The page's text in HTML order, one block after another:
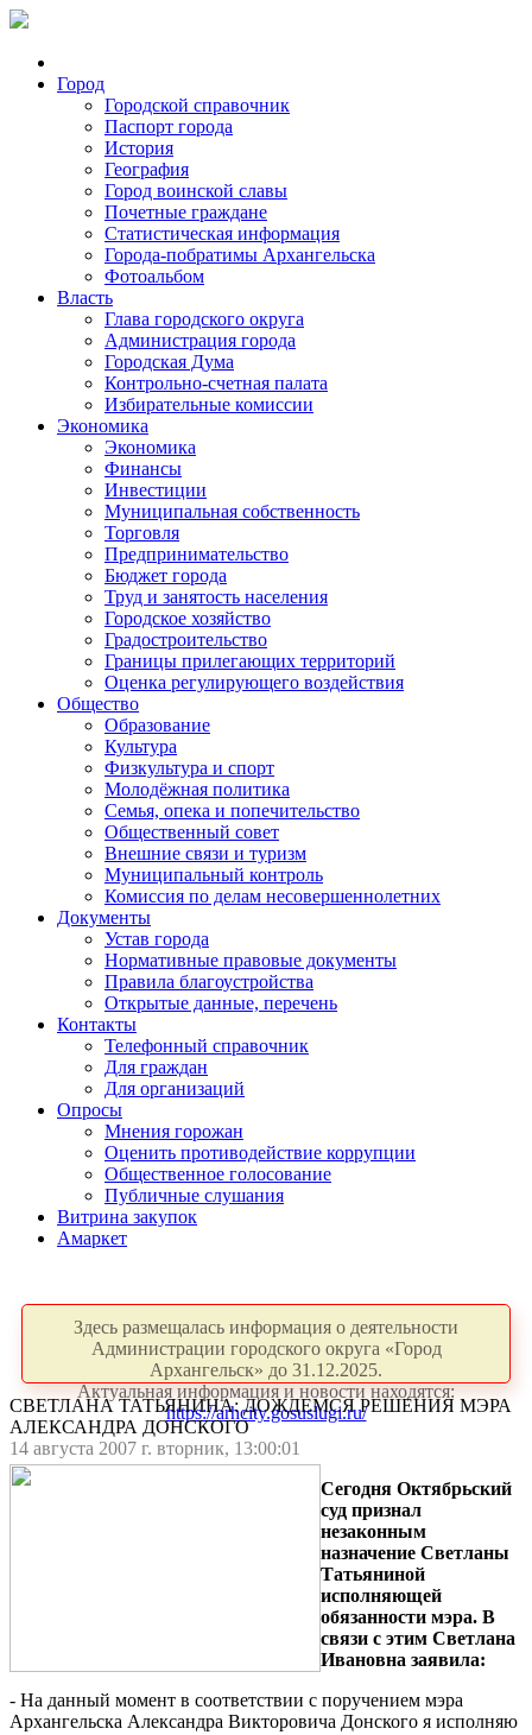
Город
Городской справочник
Паспорт города
История
География
Город воинской славы
Почетные граждане
Статистическая информация
Города-побратимы Архангельска
Фотоальбом
Власть
Глава городского округа
Администрация города
Городская Дума
Контрольно-счетная палата
Избирательные комиссии
Экономика
Экономика
Финансы
Инвестиции
Муниципальная собственность
Торговля
Предпринимательство
Бюджет города
Труд и занятость населения
Городское хозяйство
Градостроительство
Границы прилегающих территорий
Оценка регулирующего воздействия
Общество
Образование
Культура
Физкультура и спорт
Молодёжная политика
Семья, опека и попечительство
Общественный совет
Внешние связи и туризм
Муниципальный контроль
Комиссия по делам несовершеннолетних
Документы
Устав города
Нормативные правовые документы
Правила благоустройства
Открытые данные, перечень
Контакты
Телефонный справочник
Для граждан
Для организаций
Опросы
Мнения горожан
Оценить противодействие коррупции
Общественное голосование
Публичные слушания
Витрина закупок
Амаркет
Здесь размещалась информация о деятельности
Администрации городского округа «Город
Архангельск» до 31.12.2025.
Актуальная информация и новости находятся:
https://arhcity.gosuslugi.ru/
СВЕТЛАНА ТАТЬЯНИНА: ДОЖДЕМСЯ РЕШЕНИЯ МЭРА
АЛЕКСАНДРА ДОНСКОГО
14 августа 2007 г. вторник, 13:00:01
Сегодня Октябрьский
суд признал
незаконным
назначение Светланы
Татьяниной
исполняющей
обязанности мэра. В
связи с этим Светлана
Ивановна заявила:
- На данный момент в соответствии с поручением мэра
Архангельска Александра Викторовича Донского я исполняю